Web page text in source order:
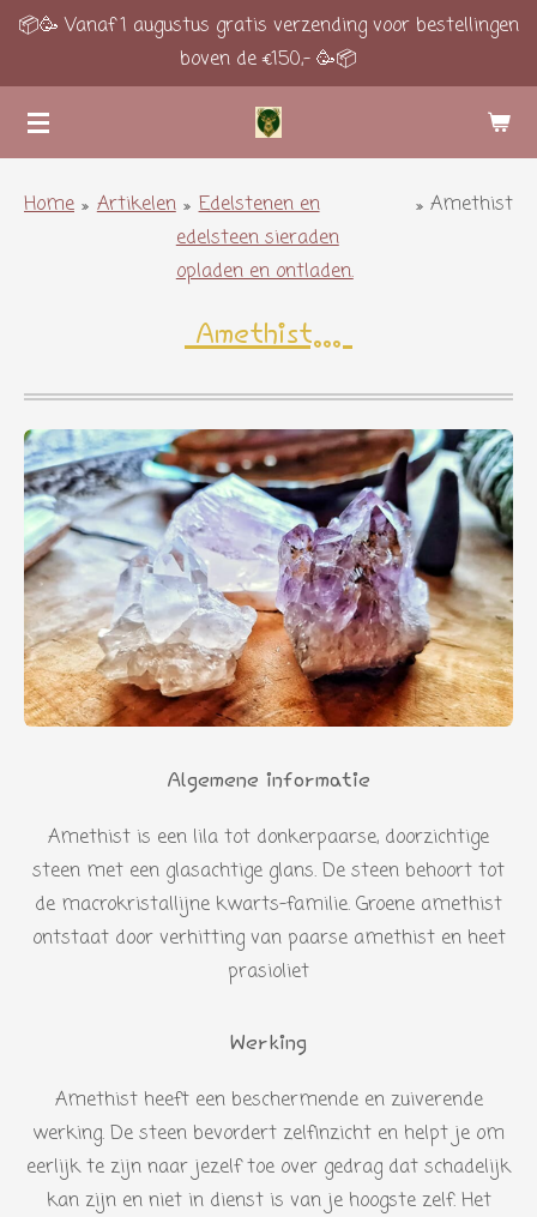
Ga
de
hoofdinhoud
📦🥳 Vanaf 1 augustus gratis verzending voor bestellingen
boven de €150,- 🥳📦
Home » Artikelen » Edelstenen en
edelsteen sieraden
opladen en ontladen.
» Amethist
Amethist...
Algemene informatie
Amethist is een lila tot donkerpaarse, doorzichtige
steen met een glasachtige glans. De steen behoort tot
de macrokristallijne kwarts-familie. Groene amethist
ontstaat door verhitting van paarse amethist en heet
prasioliet
Werking
Amethist heeft een beschermende en zuiverende
werking. De steen bevordert zelfinzicht en helpt je om
eerlijk te zijn naar jezelf toe over gedrag dat schadelijk
kan zijn en niet in dienst is van je hoogste zelf. Het